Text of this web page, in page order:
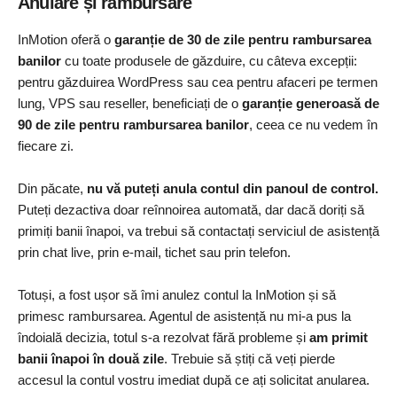
InMotion oferă o garanție de 30 de zile pentru rambursarea
banilor cu toate produsele de găzduire, cu câteva excepții:
pentru găzduirea WordPress sau cea pentru afaceri pe termen
lung, VPS sau reseller, beneficiați de o garanție generoasă de
90 de zile pentru rambursarea banilor, ceea ce nu vedem în
fiecare zi.
Din păcate, nu vă puteți anula contul din panoul de control.
Puteți dezactiva doar reînnoirea automată, dar dacă doriți să
primiți banii înapoi, va trebui să contactați serviciul de asistență
prin chat live, prin e-mail, tichet sau prin telefon.
Totuși, a fost ușor să îmi anulez contul la InMotion și să
primesc rambursarea. Agentul de asistență nu mi-a pus la
îndoială decizia, totul s-a rezolvat fără probleme și am primit
banii înapoi în două zile. Trebuie să știți că veți pierde
accesul la contul vostru imediat după ce ați solicitat anularea.